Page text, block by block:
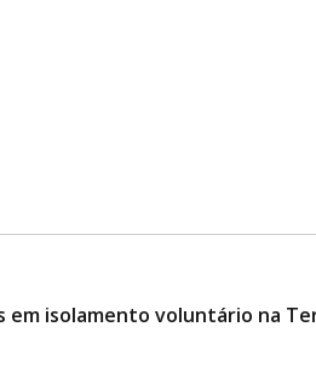
isolamento voluntário na